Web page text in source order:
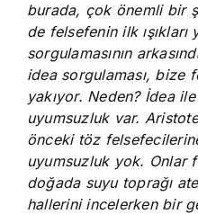
burada, çok önemli bir
de felsefenin ilk ışıkları
sorgulamasının
idea sorgulaması, bize
yakıyor. Neden? İdea
uyumsuzluk var.
önceki töz
uyumsuzluk yok. Onlar
doğada suyu toprağı
hallerini incelerken bir